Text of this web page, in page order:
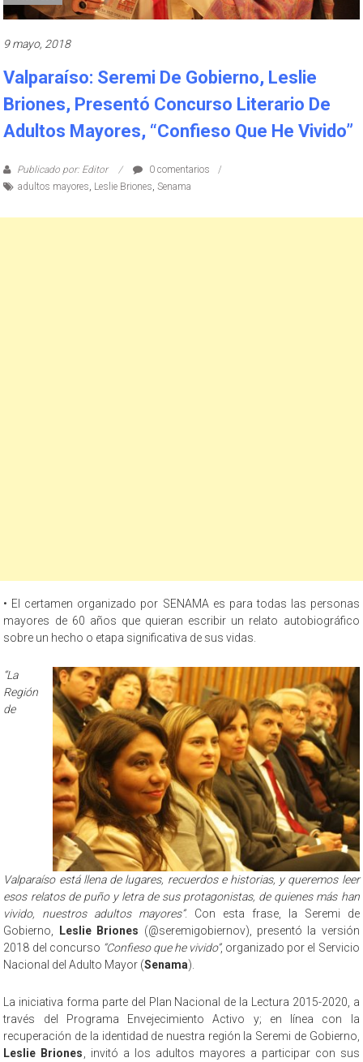
9 mayo, 2018
Valparaíso: Seremi De Gobierno, Leslie
Briones, Presentó Concurso Literario De
Adultos Mayores, “Confieso Que He Vivido”
Publicado por: Editor
0 comentarios
adultos mayores Leslie Briones ,Senama
• El certamen organizado por SENAMA es para todas las personas
mayores de 60 años que quieran escribir un relato autobiográfico
sobre un hecho o etapa significativa de sus vidas.
“La
Región
de
Valparaíso está llena de lugares, recuerdos e historias, y queremos leer
esos relatos de puño y letra de sus protagonistas, de quienes más han
vivido, nuestros adultos mayores”. Con esta frase, la Seremi de
Gobierno,
Leslie Briones (@seremigobiernov), presentó la versión
2018 del concurso “Confieso que he vivido”, organizado por el Servicio
Nacional del Adulto Mayor (Senama).
La iniciativa forma parte del Plan Nacional de la Lectura 2015-2020, a
través del Programa Envejecimiento Activo y; en línea con la
recuperación de la identidad de nuestra región la Seremi de Gobierno,
Leslie Briones , invitó a los adultos mayores a participar con sus